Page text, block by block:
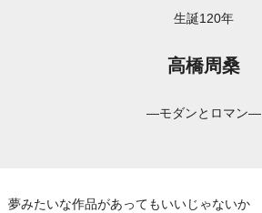
生誕120年
高橋周桑
―モダンとロマン―
夢みたいな作品があってもいいじゃないか